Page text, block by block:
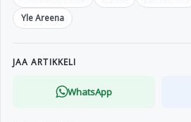
Yle Areena
JAA ARTIKKELI
WhatsApp